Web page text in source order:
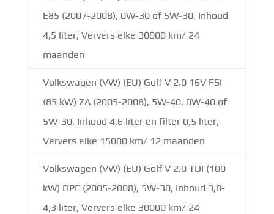
E85 (2007-2008), 0W-30 of 5W-30, Inhoud
4,5 liter, Ververs elke 30000 km/ 24
maanden
Volkswagen (VW) (EU) Golf V 2.0 16V FSI
(85 kW) ZA (2005-2008), 5W-40, 0W-40 of
5W-30, Inhoud 4,6 liter en filter 0,5 liter,
Ververs elke 15000 km/ 12 maanden
Volkswagen (VW) (EU) Golf V 2.0 TDI (100
kW) DPF (2005-2008), 5W-30, Inhoud 3,8-
4,3 liter, Ververs elke 30000 km/ 24